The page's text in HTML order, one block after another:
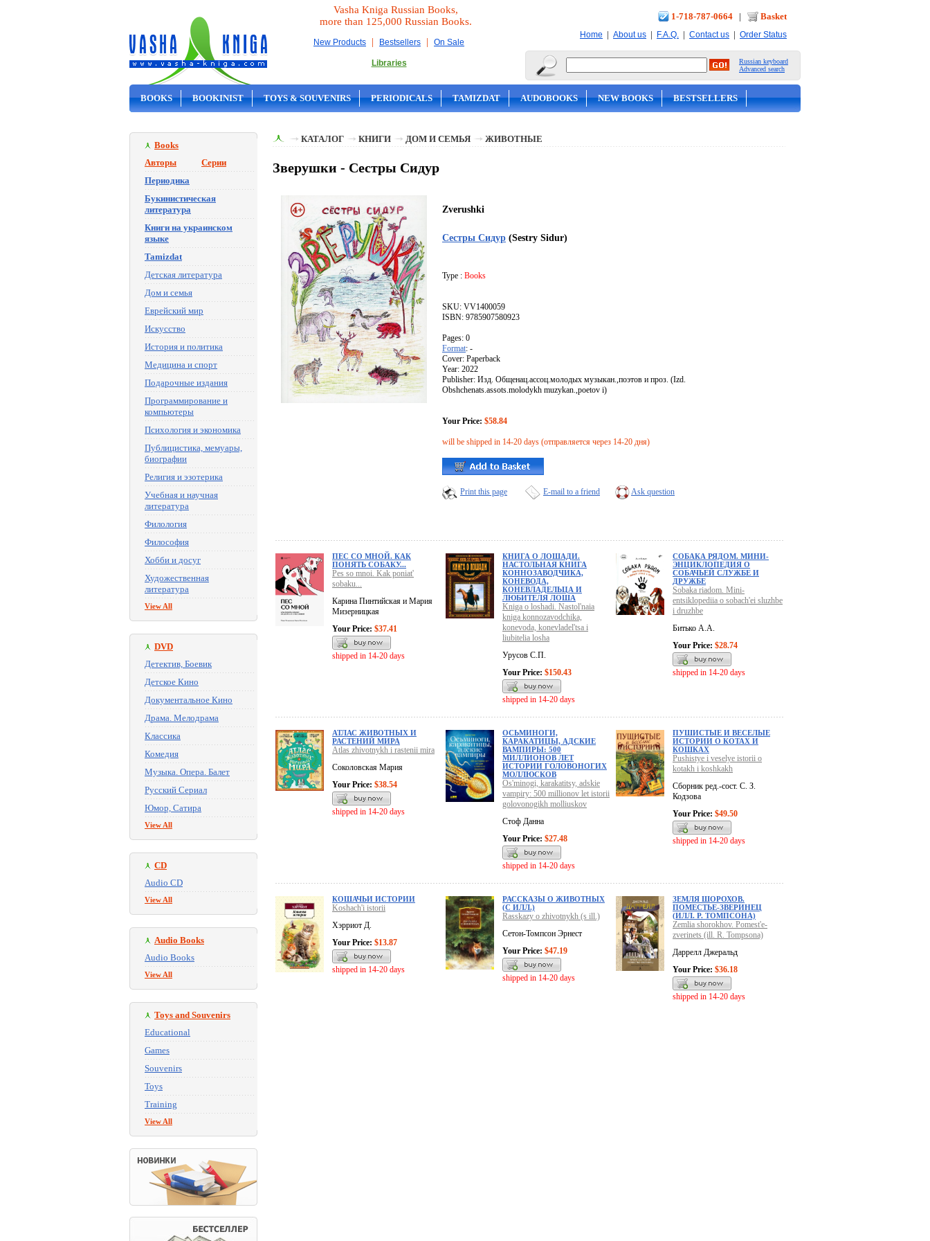
Vasha Kniga Russian Books,
more than 125,000 Russian Books.
New Products | Bestsellers | On Sale
Libraries
1-718-787-0664 | Basket
Home | About us | F.A.Q. | Contact us | Order Status
Russian keyboard
Advanced search
BOOKS BOOKINIST TOYS & SOUVENIRS PERIODICALS TAMIZDAT AUDOBOOKS NEW BOOKS BESTSELLERS
Books
Авторы
Серии
Периодика
Букинистическая
литература
Книги на украинском
языке
Tamizdat
Детская литература
Дом и семья
Еврейский мир
Искусство
История и политика
Медицина и спорт
Подарочные издания
Программирование и
компьютеры
Психология и экономика
Публицистика, мемуары,
биографии
Религия и эзотерика
Учебная и научная
литература
Филология
Философия
Хобби и досуг
Художественная
литература
View All
DVD
Детектив, Боевик
Детское Кино
Документальное Кино
Драма. Мелодрама
Классика
Комедия
Музыка. Опера. Балет
Русский Сериал
Юмор, Сатира
View All
CD
Audio CD
View All
Audio Books
Audio Books
View All
Toys and Souvenirs
Educational
Games
Souvenirs
Toys
Training
View All
КАТАЛОГ КНИГИ ДОМ И СЕМЬЯ ЖИВОТНЫЕ
Зверушки - Сестры Сидур
Zverushki
Сестры Сидур (Sestry Sidur)
Type : Books
SKU: VV1400059
ISBN: 9785907580923
Pages: 0
Format: -
Cover: Paperback
Year: 2022
Publisher: Изд. Общенац.ассоц.молодых музыкан.,поэтов и проз. (Izd.
Obshchenats.assots.molodykh muzykan.,poetov i)
Your Price: $58.84
will be shipped in 14-20 days (отправляется через 14-20 дня)
Print this page E-mail to a friend Ask question
ПЕС СО МНОЙ. КАК
ПОНЯТЬ СОБАКУ...
Pes so mnoi. Kak poniat'
sobaku...
Карина Пинтийская и Мария
Мизерницкая
Your Price: $37.41
shipped in 14-20 days
КНИГА О ЛОШАДИ.
НАСТОЛЬНАЯ КНИГА
КОННОЗАВОДЧИКА,
КОНЕВОДА,
КОНЕВЛАДЕЛЬЦА И
ЛЮБИТЕЛЯ ЛОША
Kniga o loshadi. Nastol'naia
kniga konnozavodchika,
konevoda, konevladel'tsa i
liubitelia losha
Урусов С.П.
Your Price: $150.43
shipped in 14-20 days
СОБАКА РЯДОМ. МИНИ-
ЭНЦИКЛОПЕДИЯ О
СОБАЧЬЕЙ СЛУЖБЕ И
ДРУЖБЕ
Sobaka riadom. Mini-
entsiklopediia o sobach'ei sluzhbe
i druzhbe
Битько А.А.
Your Price: $28.74
shipped in 14-20 days
АТЛАС ЖИВОТНЫХ И
РАСТЕНИЙ МИРА
Atlas zhivotnykh i rastenii mira
Соколовская Мария
Your Price: $38.54
shipped in 14-20 days
ОСЬМИНОГИ,
КАРАКАТИЦЫ, АДСКИЕ
ВАМПИРЫ: 500
МИЛЛИОНОВ ЛЕТ
ИСТОРИИ ГОЛОВОНОГИХ
МОЛЛЮСКОВ
Os'minogi, karakatitsy, adskie
vampiry: 500 millionov let istorii
golovonogikh molliuskov
Стоф Данна
Your Price: $27.48
shipped in 14-20 days
ПУШИСТЫЕ И ВЕСЕЛЫЕ
ИСТОРИИ О КОТАХ И
КОШКАХ
Pushistye i veselye istorii o
kotakh i koshkakh
Сборник ред.-сост. С. З.
Кодзова
Your Price: $49.50
shipped in 14-20 days
КОШАЧЬИ ИСТОРИИ
Koshach'i istorii
Хэрриот Д.
Your Price: $13.87
shipped in 14-20 days
РАССКАЗЫ О ЖИВОТНЫХ
(С ИЛЛ.)
Rasskazy o zhivotnykh (s ill.)
Сетон-Томпсон Эрнест
Your Price: $47.19
shipped in 14-20 days
ЗЕМЛЯ ШОРОХОВ.
ПОМЕСТЬЕ-ЗВЕРИНЕЦ
(ИЛЛ. Р. ТОМПСОНА)
Zemlia shorokhov. Pomest'e-
zverinets (ill. R. Tompsona)
Даррелл Джеральд
Your Price: $36.18
shipped in 14-20 days